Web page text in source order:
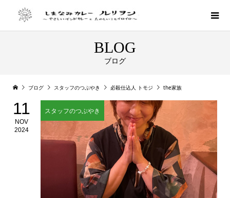
BLOG
ブログ
ブログ スタッフのつぶやき 必殺仕込人 トモジ the家族
11
NOV
2024
スタッフのつぶやき